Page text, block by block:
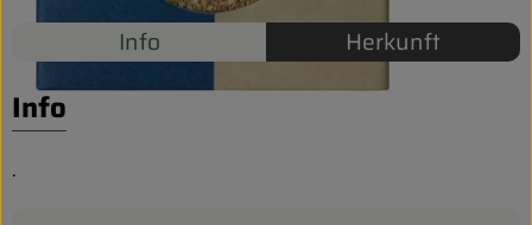
Pferdepension & Reitbetrieb
Firmenkunden
Info Herkunft
Info
.